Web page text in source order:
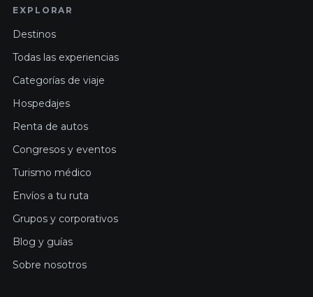
EXPLORAR
Destinos
Todas las experiencias
Categorías de viaje
Hospedajes
Renta de autos
Congresos y eventos
Turismo médico
Envíos a tu ruta
Grupos y corporativos
Blog y guías
Sobre nosotros